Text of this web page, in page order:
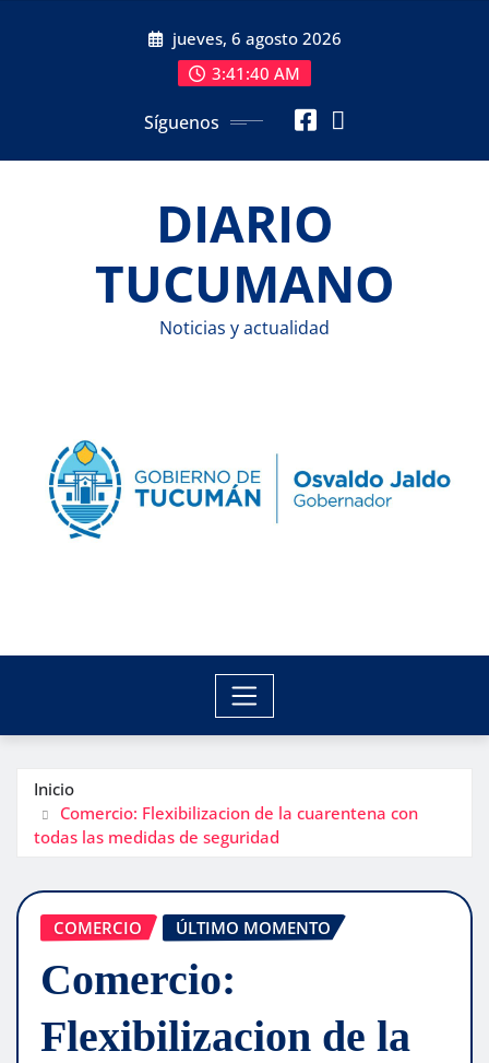
jueves, 6 agosto 2026
3:41:41 AM
Síguenos
DIARIO
TUCUMANO
Noticias y actualidad
Inicio
Comercio: Flexibilizacion de la cuarentena con
todas las medidas de seguridad
COMERCIO ÚLTIMO MOMENTO
Comercio:
Flexibilizacion de la